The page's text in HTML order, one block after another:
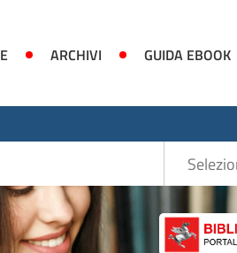
ARCHIVI GUIDA EBOOK
Seleziona
la